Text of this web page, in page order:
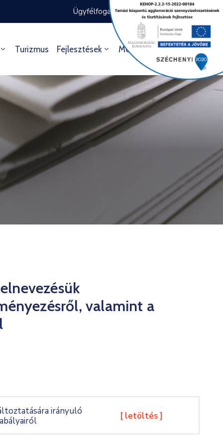
Ügyfélfogadás rendje Ügyintézés
Turizmus Fejlesztések Média Kultúra
valamint a
irányuló
[ letöltés ]